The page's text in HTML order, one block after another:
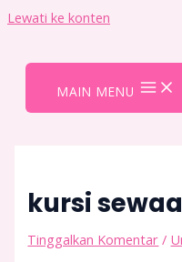
Lewati ke konten
MAIN MENU
kursi
Tinggalkan Komentar /